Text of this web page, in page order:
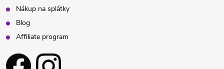
Nákup na splátky
Blog
Affiliate program